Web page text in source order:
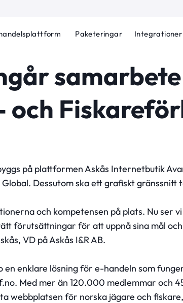
Paketeringar Integrationer
och
på plattformen Askås Internetbutik
Dessutom ska ett grafiskt gränssnitt
och kompetensen på plats. Nu ser
förutsättningar för att uppnå sina mål
VD på Askås I&R AB.
en enklare lösning för e-handeln som
Med mer än 120.000 medlemmar och
webbplatsen för norska jägare och